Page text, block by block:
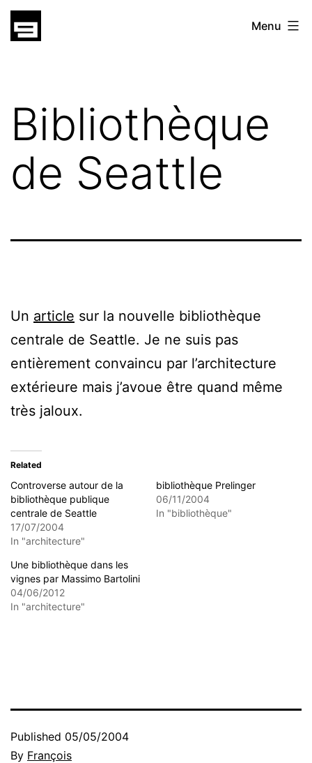
Skip
gatsu
Menu
Bibliothèque
de Seattle
Un article sur la nouvelle bibliothèque
centrale de Seattle. Je ne suis pas
entièrement convaincu par l’architecture
extérieure mais j’avoue être quand même
très jaloux.
Related
Controverse autour de la
bibliothèque publique
centrale de Seattle
17/07/2004
In "architecture"
bibliothèque Prelinger
06/11/2004
In "bibliothèque"
Une bibliothèque dans les
vignes par Massimo Bartolini
04/06/2012
In "architecture"
Published 05/05/2004
By François